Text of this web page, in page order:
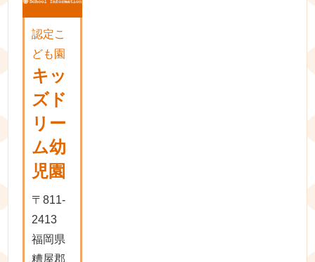
認定こ
ども園
キッ
ズド
リー
ム幼
児園
〒811-
2413
福岡県
糟屋郡